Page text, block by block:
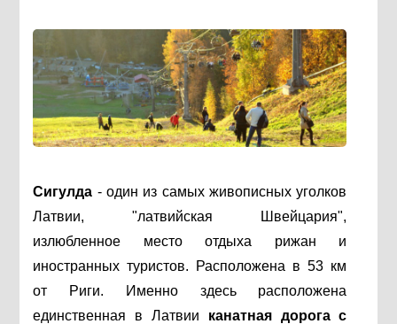
Сигулда - один из самых живописных уголков
Латвии, "латвийская Швейцария",
излюбленное место отдыха рижан и
иностранных туристов. Расположена в 53 км
от Риги. Именно здесь расположена
единственная в Латвии канатная дорогас